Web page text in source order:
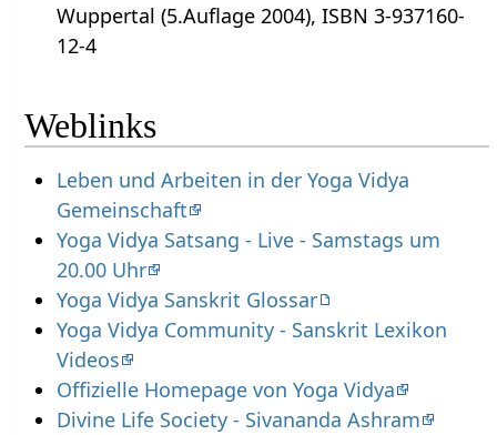
Wuppertal (5.Auflage 2004), ISBN 3-937160-
12-4
Weblinks
Leben und Arbeiten in der Yoga Vidya
Gemeinschaft
Yoga Vidya Satsang - Live - Samstags um
20.00 Uhr
Yoga Vidya Sanskrit Glossar
Yoga Vidya Community - Sanskrit Lexikon
Videos
Offizielle Homepage von Yoga Vidya
Divine Life Society - Sivananda Ashram